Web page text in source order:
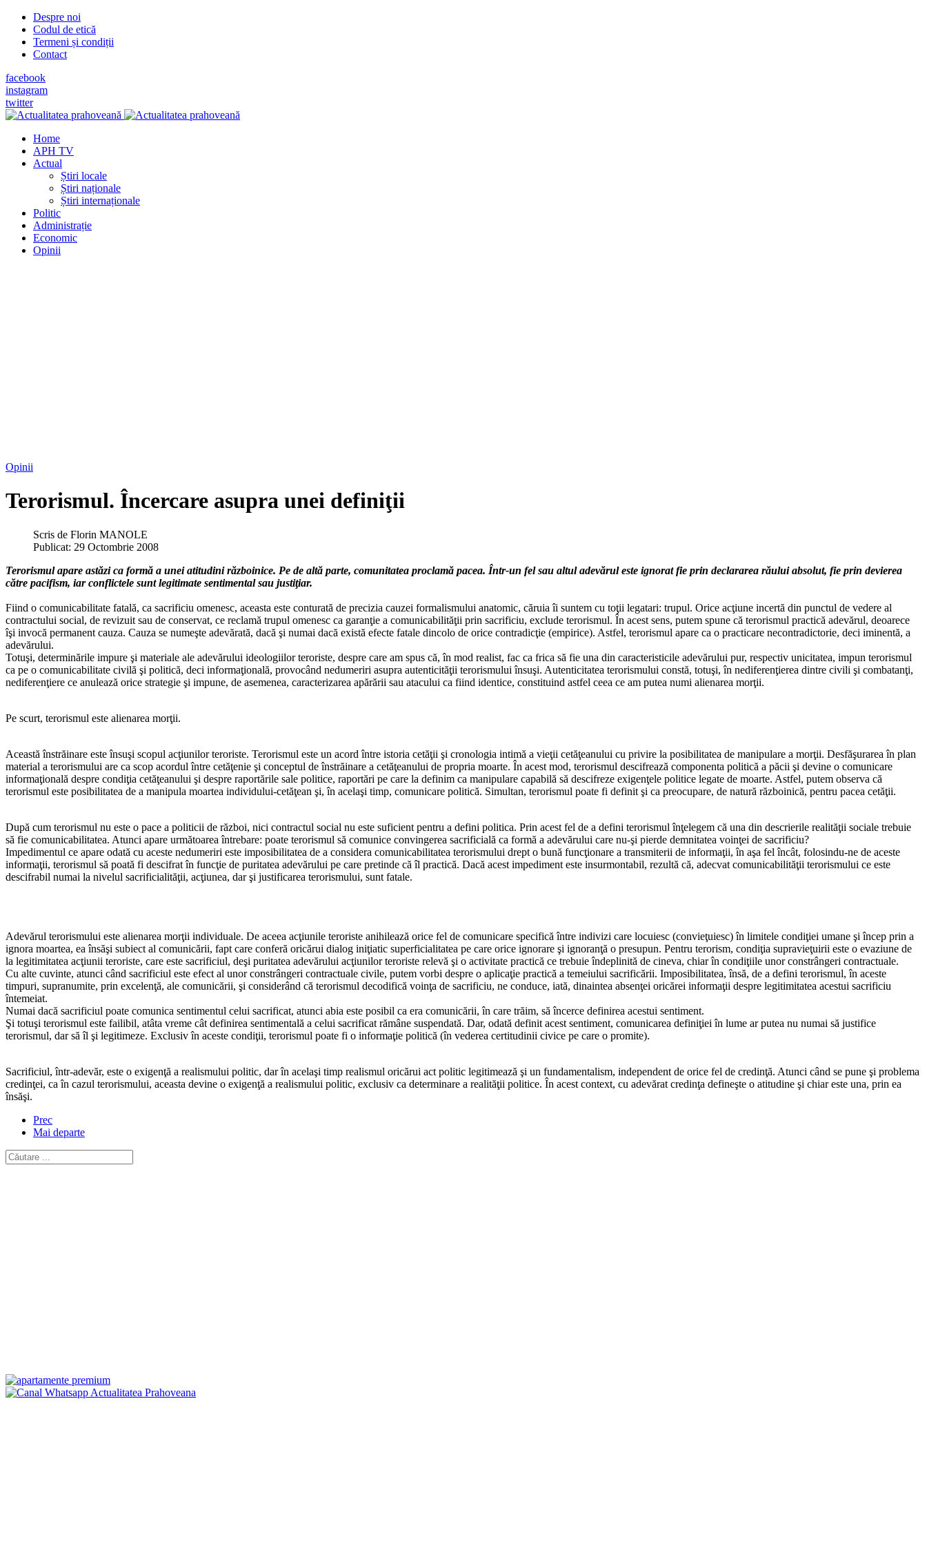
Despre noi
Codul de etică
Termeni și condiții
Contact
facebook
instagram
twitter
Home
APH TV
Actual
Știri locale
Știri naționale
Știri internaționale
Politic
Administrație
Economic
Opinii
Opinii
Terorismul. Încercare asupra unei definiţii
Scris de Florin MANOLE
Publicat: 29 Octombrie 2008
Terorismul apare astăzi ca formă a unei atitudini războinice. Pe de altă parte, comunitatea proclamă pacea. Într-un fel sau altul adevărul este ignorat fie prin declararea răului absolut, fie prin devierea
către pacifism, iar conflictele sunt legitimate sentimental sau justiţiar.
Fiind o comunicabilitate fatală, ca sacrificiu omenesc, aceasta este conturată de precizia cauzei formalismului anatomic, căruia îi suntem cu toţii legatari: trupul. Orice acţiune incertă din punctul de vedere al
contractului social, de revizuit sau de conservat, ce reclamă trupul omenesc ca garanţie a comunicabilităţii prin sacrificiu, exclude terorismul. În acest sens, putem spune că terorismul practică adevărul, deoarece
îşi invocă permanent cauza. Cauza se numeşte adevărată, dacă şi numai dacă există efecte fatale dincolo de orice contradicţie (empirice). Astfel, terorismul apare ca o practicare necontradictorie, deci iminentă, a
adevărului.
Totuşi, determinările impure şi materiale ale adevărului ideologiilor teroriste, despre care am spus că, în mod realist, fac ca frica să fie una din caracteristicile adevărului pur, respectiv unicitatea, impun terorismul
ca pe o comunicabilitate civilă şi politică, deci informaţională, provocând nedumeriri asupra autenticităţii terorismului însuşi. Autenticitatea terorismului constă, totuşi, în nediferenţierea dintre civili şi combatanţi,
nediferenţiere ce anulează orice strategie şi impune, de asemenea, caracterizarea apărării sau atacului ca fiind identice, constituind astfel ceea ce am putea numi alienarea morţii.
Pe scurt, terorismul este alienarea morţii.
Această înstrăinare este însuşi scopul acţiunilor teroriste. Terorismul este un acord între istoria cetăţii şi cronologia intimă a vieţii cetăţeanului cu privire la posibilitatea de manipulare a morţii. Desfăşurarea în plan
material a terorismului are ca scop acordul între cetăţenie şi conceptul de înstrăinare a cetăţeanului de propria moarte. În acest mod, terorismul descifrează componenta politică a păcii şi devine o comunicare
informaţională despre condiţia cetăţeanului şi despre raportările sale politice, raportări pe care la definim ca manipulare capabilă să descifreze exigenţele politice legate de moarte. Astfel, putem observa că
terorismul este posibilitatea de a manipula moartea individului-cetăţean şi, în acelaşi timp, comunicare politică. Simultan, terorismul poate fi definit şi ca preocupare, de natură războinică, pentru pacea cetăţii.
După cum terorismul nu este o pace a politicii de război, nici contractul social nu este suficient pentru a defini politica. Prin acest fel de a defini terorismul înţelegem că una din descrierile realităţii sociale trebuie
să fie comunicabilitatea. Atunci apare următoarea întrebare: poate terorismul să comunice convingerea sacrificială ca formă a adevărului care nu-şi pierde demnitatea voinţei de sacrificiu?
Impedimentul ce apare odată cu aceste nedumeriri este imposibilitatea de a considera comunicabilitatea terorismului drept o bună funcţionare a transmiterii de informaţii, în aşa fel încât, folosindu-ne de aceste
informaţii, terorismul să poată fi descifrat în funcţie de puritatea adevărului pe care pretinde că îl practică. Dacă acest impediment este insurmontabil, rezultă că, adecvat comunicabilităţii terorismului ce este
descifrabil numai la nivelul sacrificialităţii, acţiunea, dar şi justificarea terorismului, sunt fatale.
Adevărul terorismului este alienarea morţii individuale. De aceea acţiunile teroriste anihilează orice fel de comunicare specifică între indivizi care locuiesc (convieţuiesc) în limitele condiţiei umane şi încep prin a
ignora moartea, ea însăşi subiect al comunicării, fapt care conferă oricărui dialog iniţiatic superficialitatea pe care orice ignorare şi ignoranţă o presupun. Pentru terorism, condiţia supravieţuirii este o evaziune de
la legitimitatea acţiunii teroriste, care este sacrificiul, deşi puritatea adevărului acţiunilor teroriste relevă şi o activitate practică ce trebuie îndeplinită de cineva, chiar în condiţiile unor constrângeri contractuale.
Cu alte cuvinte, atunci când sacrificiul este efect al unor constrângeri contractuale civile, putem vorbi despre o aplicaţie practică a temeiului sacrificării. Imposibilitatea, însă, de a defini terorismul, în aceste
timpuri, supranumite, prin excelenţă, ale comunicării, şi considerând că terorismul decodifică voinţa de sacrificiu, ne conduce, iată, dinaintea absenţei oricărei informaţii despre legitimitatea acestui sacrificiu
întemeiat.
Numai dacă sacrificiul poate comunica sentimentul celui sacrificat, atunci abia este posibil ca era comunicării, în care trăim, să încerce definirea acestui sentiment.
Şi totuşi terorismul este failibil, atâta vreme cât definirea sentimentală a celui sacrificat rămâne suspendată. Dar, odată definit acest sentiment, comunicarea definiţiei în lume ar putea nu numai să justifice
terorismul, dar să îl şi legitimeze. Exclusiv în aceste condiţii, terorismul poate fi o informaţie politică (în vederea certitudinii civice pe care o promite).
Sacrificiul, într-adevăr, este o exigenţă a realismului politic, dar în acelaşi timp realismul oricărui act politic legitimează şi un fundamentalism, independent de orice fel de credinţă. Atunci când se pune şi problema
credinţei, ca în cazul terorismului, aceasta devine o exigenţă a realismului politic, exclusiv ca determinare a realităţii politice. În acest context, cu adevărat credinţa defineşte o atitudine şi chiar este una, prin ea
însăşi.
Prec
Mai departe